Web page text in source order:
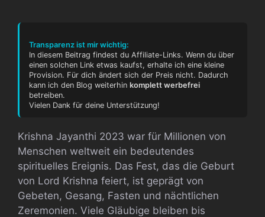
Transparenz ist mir wichtig:
In diesem Beitrag findest du Affiliate-Links. Wenn du über
einen solchen Link etwas kaufst, erhalte ich eine kleine
Provision. Für dich ändert sich der Preis nicht. Dadurch
kann ich den Blog weiterhin komplett werbefrei
betreiben.
Vielen Dank für deine Unterstützung!
Krishna Jayanthi 2023 war für Millionen von
Menschen weltweit ein bedeutendes
spirituelles Ereignis. Das Fest, das die Geburt
von Lord Krishna feiert, ist geprägt von
Gebeten, Gesang, Fasten und nächtlichen
Zeremonien. Viele Gläubige bleiben bis